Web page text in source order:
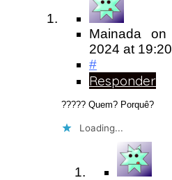
Mainada on
2024 at 19:20
#
Responder
????? Quem? Porquê?
Loading...